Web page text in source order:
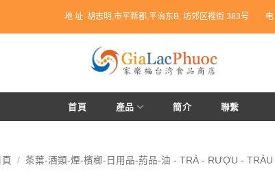
地 址: 胡志明,市平新郡,平治东B, 坊郊区裡街 383号
首頁 產品 簡介 聯繫
/ 茶葉-酒類-煙-檳榔-日用品-葯品-油 - TRÀ - RƯỢU - TRÀU